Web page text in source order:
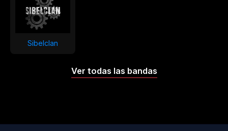
Sibelclan
Ver todas las bandas